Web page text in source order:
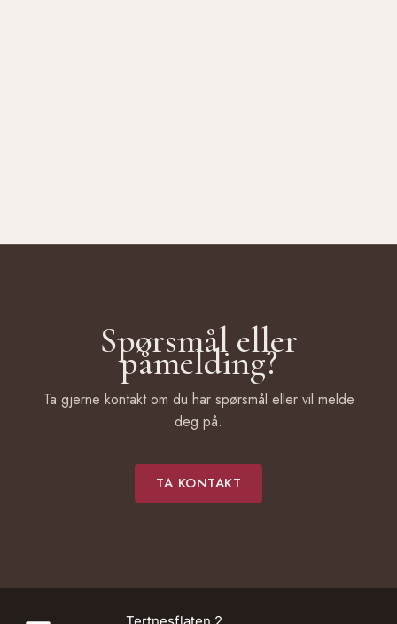
Spørsmål eller
påmelding?
Ta gjerne kontakt om du har spørsmål eller vil melde
deg på.
TA KONTAKT